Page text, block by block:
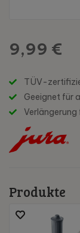
TÜV-
Geeignet für
9,99 €
Produkte